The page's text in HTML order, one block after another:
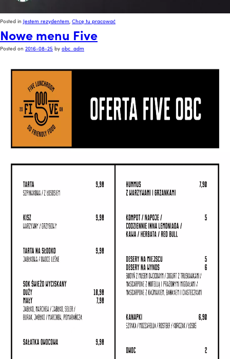
Posted in Jestem rezydentem, Chcę tu pracować
Nowe menu Five
Posted on 2016-08-25 by obc_adm